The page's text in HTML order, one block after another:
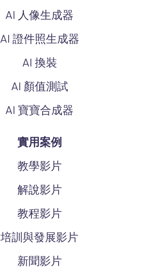
AI 人像生成器
AI 證件照生成器
AI 換裝
AI 顏值測試
AI 寶寶合成器
實用案例
教學影片
解說影片
教程影片
培訓與發展影片
新聞影片